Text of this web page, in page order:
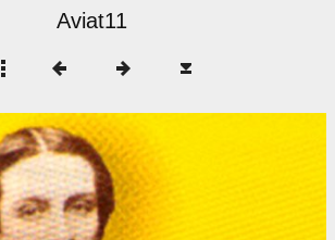
Aviat11